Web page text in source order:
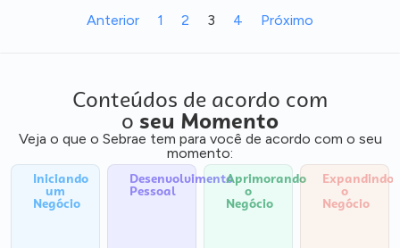
Anterior 1 2 3 4 Próximo
Conteúdos de acordo com
o seu Momento
Veja o que o Sebrae tem para você de acordo com o seu
momento:
Iniciando
um
Negócio
Desenvolvimento
Pessoal
Aprimorando
o
Negócio
Expandindo
o
Negócio